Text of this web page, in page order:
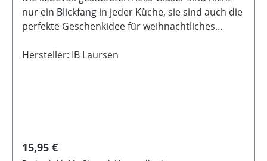
nur ein Blickfang in jeder Küche, sie sind auch die
perfekte Geschenkidee für weihnachtliches
Freunde oder Deko-Highlight - die Gläser
Hersteller: IB Laursen
Regulärer Preis:
15,95 €